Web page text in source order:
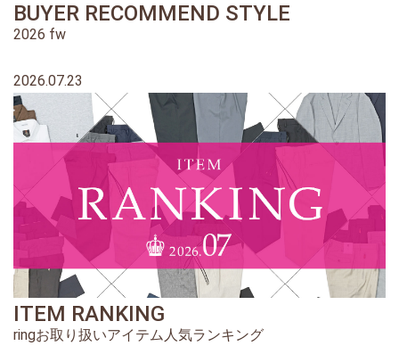
BUYER RECOMMEND STYLE
2026 fw
2026.07.23
ITEM RANKING
ringお取り扱いアイテム人気ランキング